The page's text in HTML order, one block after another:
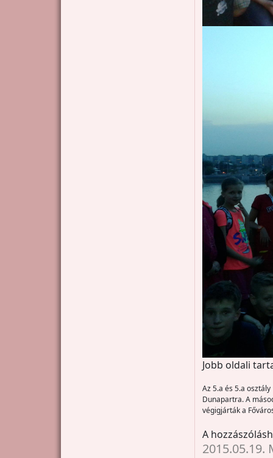
Jobb oldali
Az 5.a és 5.a
Dunapartra. A
végigjárták a
A